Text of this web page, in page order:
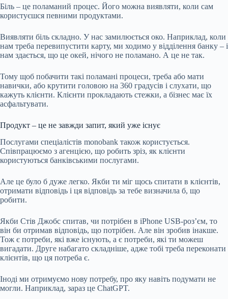
Біль – це поламаний процес. Його можна виявляти, коли сам
користуєшся певними продуктами.
Виявляти біль складно. У нас замилюється око. Наприклад, коли
нам треба перевипустити карту, ми ходимо у відділення банку – і
нам здається, що це окей, нічого не поламано. А це не так.
Тому щоб побачити такі поламані процеси, треба або мати
навички, або крутити головою на 360 градусів і слухати, що
кажуть клієнти. Клієнти прокладають стежки, а бізнес має їх
асфальтувати.
Продукт – це не завжди запит, який уже існує
Послугами спеціалістів monobank також користується.
Співпрацюємо з агенцією, що робить зріз, як клієнти
користуються банківськими послугами.
Але це було б дуже легко. Якби ти міг щось спитати в клієнтів,
отримати відповідь і ця відповідь за тебе визначила б, що
робити.
Якби Стів Джобс спитав, чи потрібен в iPhone USB-роз’єм, то
він би отримав відповідь, що потрібен. Але він зробив інакше.
Тож є потреби, які вже існують, а є потреби, які ти можеш
вигадати. Друге набагато складніше, адже тобі треба переконати
клієнтів, що ця потреба є.
Іноді ми отримуємо нову потребу, про яку навіть подумати не
могли. Наприклад, зараз це ChatGPT.